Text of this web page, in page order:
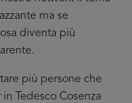
ma se
diventa più
più persone che
Tedesco Cosenza